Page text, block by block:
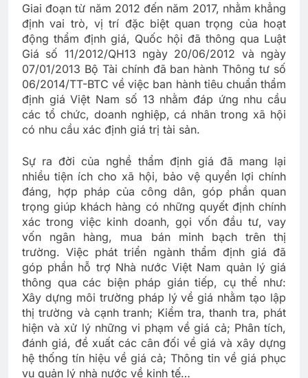
Giai đoạn từ năm 2012 đến năm 2017, nhằm khẳng
định vai trò, vị trí đặc biệt quan trọng của hoạt
động thẩm định giá, Quốc hội đã thông qua Luật
Giá số 11/2012/QH13 ngày 20/06/2012 và ngày
07/01/2013 Bộ Tài chính đã ban hành Thông tư số
06/2014/TT-BTC về việc ban hành tiêu chuẩn thẩm
định giá Việt Nam số 13 nhằm đáp ứng nhu cầu
các tổ chức, doanh nghiệp, cá nhân trong xã hội
có nhu cầu xác định giá trị tài sản.
Sự ra đời của nghề thẩm định giá đã mang lại
nhiều tiện ích cho xã hội, bảo vệ quyền lợi chính
đáng, hợp pháp của công dân, góp phần quan
trọng giúp khách hàng có những quyết định chính
xác trong việc kinh doanh, gọi vốn đầu tư, vay
vốn ngân hàng, mua bán minh bạch trên thị
trường. Việc phát triển ngành thẩm định giá đã
góp phần hỗ trợ Nhà nước Việt Nam quản lý giá
thông qua các biện pháp gián tiếp, cụ thể như:
Xây dựng môi trường pháp lý về giá nhằm tạo lập
thị trường và cạnh tranh; Kiểm tra, thanh tra, phát
hiện và xử lý những vi phạm về giá cả; Phân tích,
đánh giá, đề xuất các cân đối về giá và xây dựng
hệ thống tín hiệu về giá cả; Thông tin về giá phục
vụ quản lý nhà nước về kinh tế…